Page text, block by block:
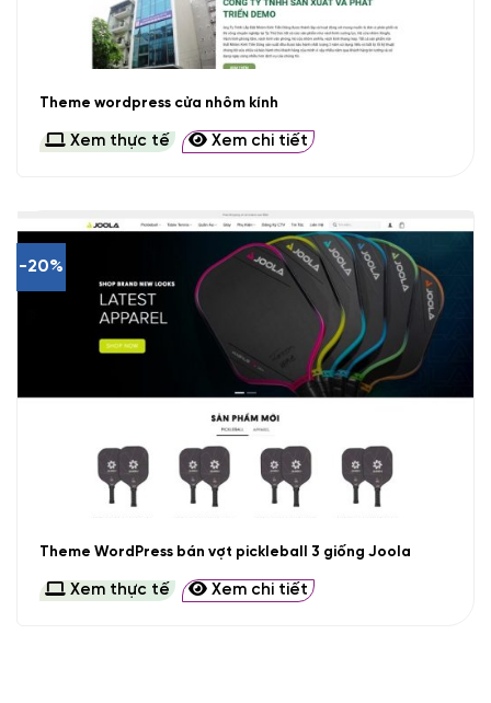
Theme wordpress cửa nhôm kính
Xem thực tế Xem chi tiết
-20%
Theme WordPress bán vợt pickleball 3 giống Joola
Xem thực tế Xem chi tiết